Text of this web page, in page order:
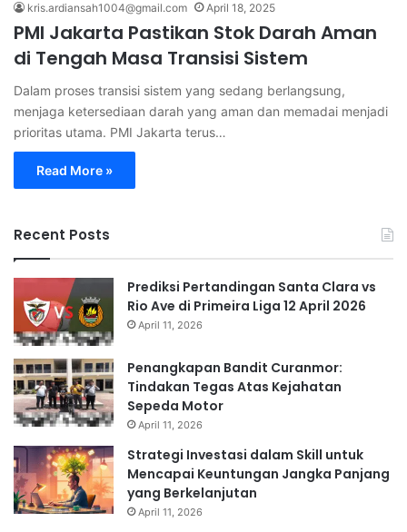
kris.ardiansah1004@gmail.com April 18, 2025
PMI Jakarta Pastikan Stok Darah Aman
di Tengah Masa Transisi Sistem
Dalam proses transisi sistem yang sedang berlangsung,
menjaga ketersediaan darah yang aman dan memadai menjadi
prioritas utama. PMI Jakarta terus…
Read More »
Recent Posts
Prediksi Pertandingan Santa Clara vs
Rio Ave di Primeira Liga 12 April 2026
April 11, 2026
Penangkapan Bandit Curanmor:
Tindakan Tegas Atas Kejahatan
Sepeda Motor
April 11, 2026
Strategi Investasi dalam Skill untuk
Mencapai Keuntungan Jangka Panjang
yang Berkelanjutan
April 11, 2026